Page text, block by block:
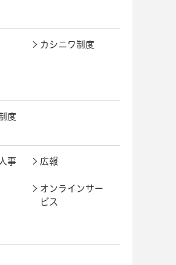
カシニワ制度
度
事 広報
オンラインサー
ビス